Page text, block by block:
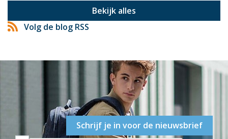
Bekijk alles
Volg de blog RSS
Schrijf je in voor de nieuwsbrief